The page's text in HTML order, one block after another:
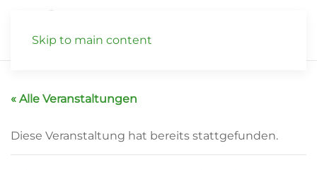
Skip to main content
« Alle Veranstaltungen
Diese Veranstaltung hat bereits stattgefunden.